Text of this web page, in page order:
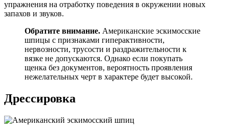
упражнения на отработку поведения в окружении новых
запахов и звуков.
Обратите внимание. Американские эскимосские
шпицы с признаками гиперактивности,
нервозности, трусости и раздражительности к
вязке не допускаются. Однако если покупать
щенка без документов, вероятность проявления
нежелательных черт в характере будет высокой.
Дрессировка